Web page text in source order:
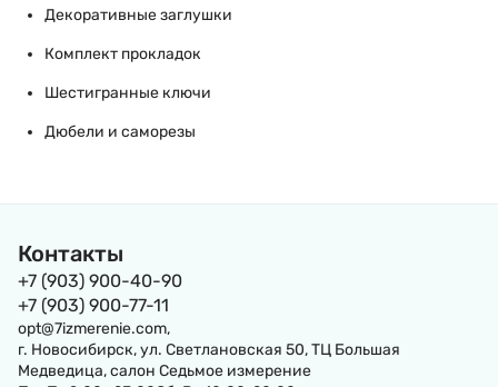
Декоративные заглушки
Комплект прокладок
Шестигранные ключи
Дюбели и саморезы
Контакты
+7 (903) 900-40-90
+7 (903) 900-77-11
opt@7izmerenie.com,
г. Новосибирск, ул. Светлановская 50, ТЦ Большая
Медведица, салон Седьмое измерение